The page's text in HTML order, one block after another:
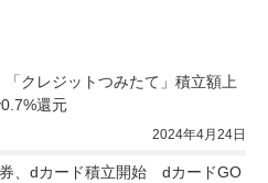
「クレジットつみたて」積立額上
還元
2024年4月24日
、dカード積立開始　dカードGO